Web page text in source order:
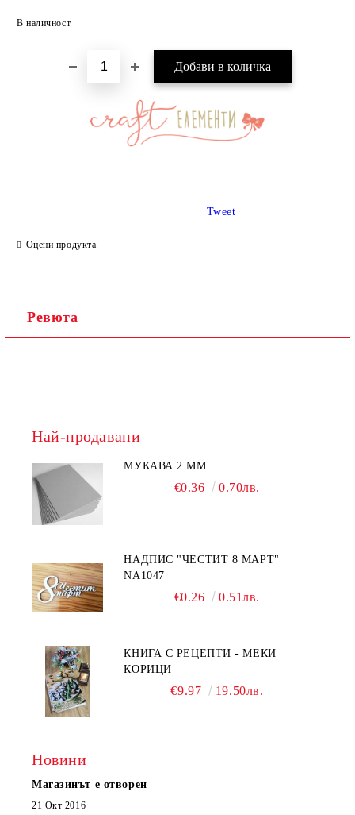
В наличност
Оцени продукта
Tweet
Ревюта
Най-продавани
МУКАВА 2 ММ
€0.36 0.70лв.
НАДПИС "ЧЕСТИТ 8 МАРТ"
NA1047
€0.26 0.51лв.
КНИГА С РЕЦЕПТИ - МЕКИ
КОРИЦИ
€9.97 19.50лв.
Новини
Магазинът е отворен
21 Окт 2016